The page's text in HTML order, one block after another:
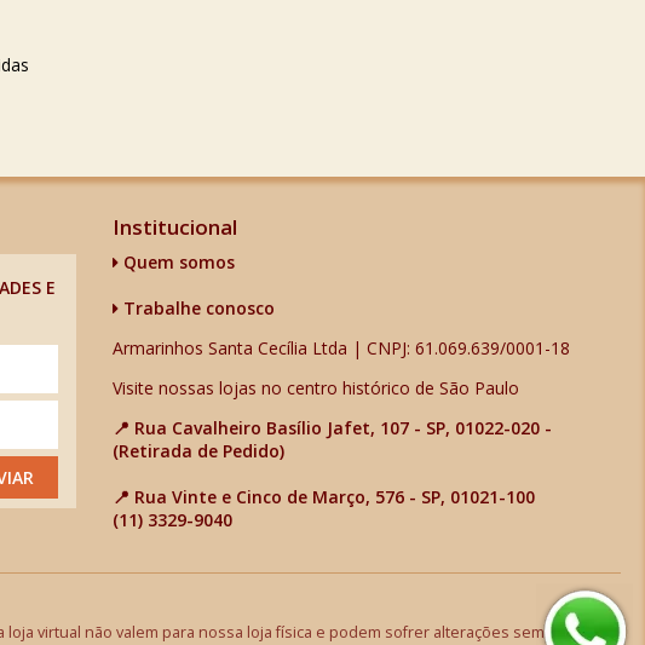
E
Institucional
Quem somos
Trabalhe conosco
Armarinhos Santa Cecília Ltda | CNPJ: 61.069.639/0001-18
Visite nossas lojas no centro histórico de São Paulo
📍 Rua Cavalheiro Basílio Jafet, 107 - SP, 01022-020 -
(Retirada de Pedido)
📍 Rua Vinte e Cinco de Março, 576 - SP, 01021-100
(11) 3329-9040
virtual não valem para nossa loja física e podem sofrer alterações sem aviso